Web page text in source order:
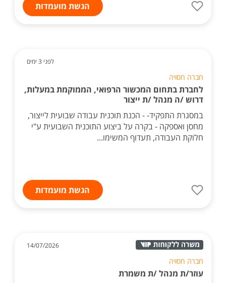
הגשת מועמדות
לפני 3 ימים
חברה חסויה
לחברת בתחום המכשור הרפואי, הממוקמת במעלות,
דרוש /ה מנהל /ת ייצור
במסגרת התפקיד- - הכנת תוכנית עבודה שבועית לייצור,
מחסן ואספקה - בקרה על ביצוע התוכנית השבועית ע"י
חלוקת העבודה, תעדוף המשימו...
הגשת מועמדות
14/07/2026
חברה חסויה
עוזר/ת מנהל /ת משמרת